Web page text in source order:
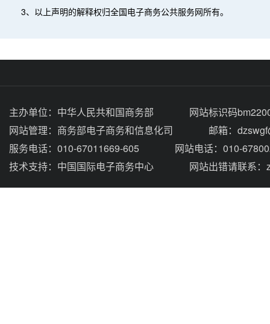
3、以上声明的解释权归全国电子商务公共服务网所有。
主办单位： 中华人民共和国商务部
网站标识码
网站管理： 商务部电子商务和信息化司
邮箱：
服务电话：010-67011669-605
网站电话：010-
技术支持： 中国国际电子商务中心 网站出错请联系